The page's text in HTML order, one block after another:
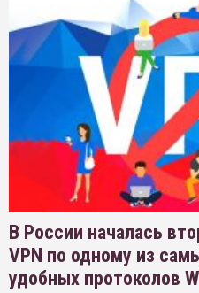
В России началась
VPN по одному из
удобных протоколов